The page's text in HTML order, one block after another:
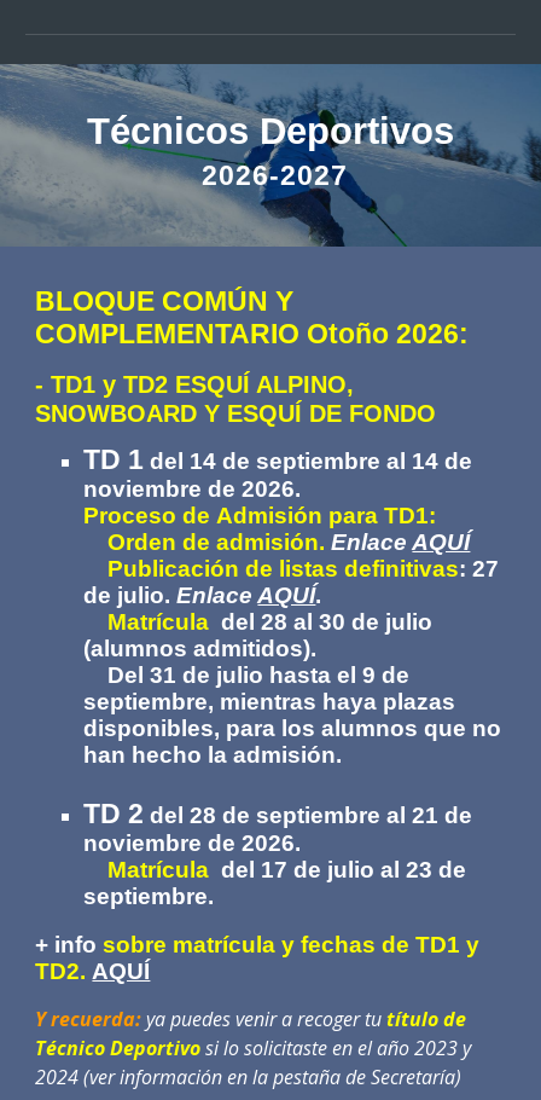
Técnicos Deportivos
2026-2027
BLOQUE COMÚN Y
COMPLEMENTARIO Otoño 2026:
- TD1 y TD2 ESQUÍ ALPINO,
SNOWBOARD Y ESQUÍ DE FONDO
TD 1 del 14 de septiembre al 14 de
noviembrede 2026.
Proceso deAdmisión para TD1:
Orden de admisión. EnlaceAQUÍ
Publicación de listas definitivas:27
de julio.EnlaceAQUÍ.
Matrícula del28al30 de julio
(alumnos admitidos).
Del 31 de julio hasta el 9de
septiembre, mientras haya plazas
disponibles, para los alumnos que no
han hecho la admisión.
TD 2 del28 de septiembre al 21 de
noviembre de2026.
Matrícula del 17 de julio al23 de
septiembre.
+ info sobre matrícula y fechasde TD1 y
TD2.AQUÍ
Y recuerda:ya puedes venir a recoger tutítulo de
Técnico Deportivosi lo solicitaste en el año 2023 y
2024 (ver información en la pestaña de Secretaría)